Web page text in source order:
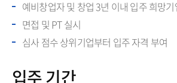
예비창업자 및 창업 3년 이내 입주 희망
면접 및 PT 실시
심사 점수 상위기업부터 입주 자격 부여
입주 기간